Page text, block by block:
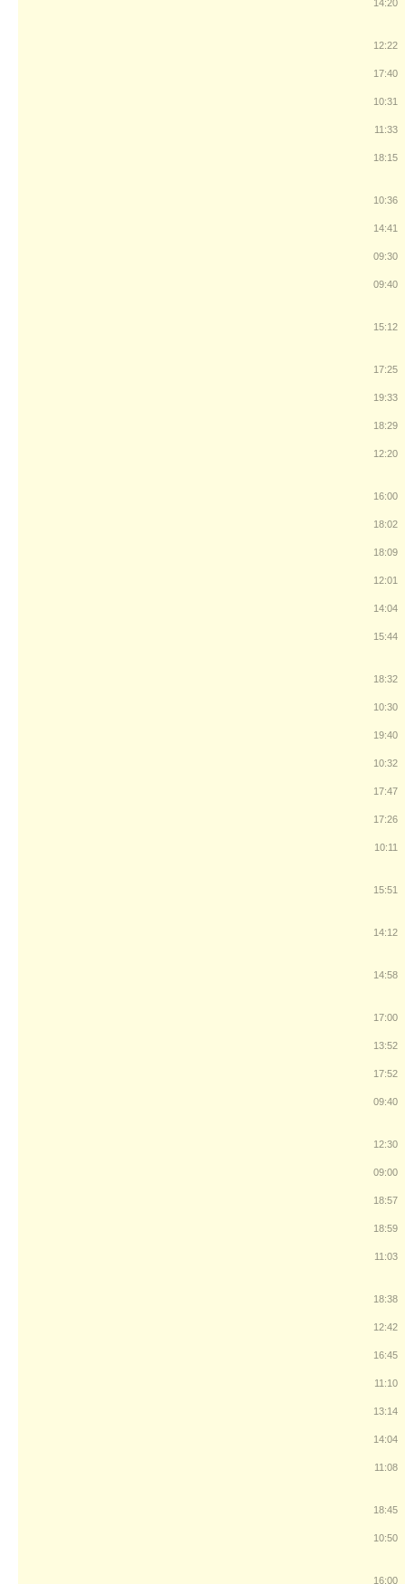
14:20
12:22
17:40
10:31
11:33
18:15
10:36
14:41
09:30
09:40
15:12
17:25
19:33
18:29
12:20
16:00
18:02
18:09
12:01
14:04
15:44
18:32
10:30
19:40
10:32
17:47
17:26
10:11
15:51
14:12
14:58
17:00
13:52
17:52
09:40
12:30
09:00
18:57
18:59
11:03
18:38
12:42
16:45
11:10
13:14
14:04
11:08
18:45
10:50
16:00